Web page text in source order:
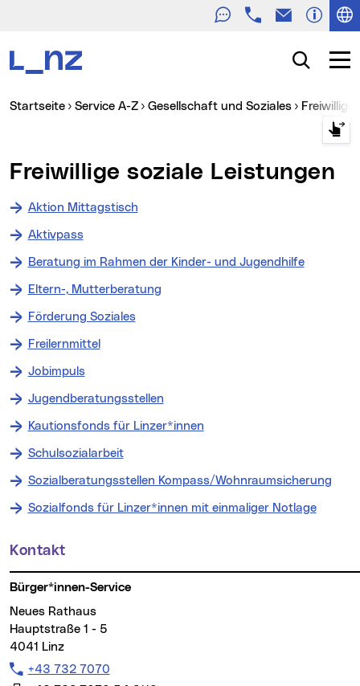
TelefonE-Mail
Suche
Sie sind hier:
Startseite Service A-Z Gesellschaft und Soziales
Freiwillige soziale Leistungen
Aktion Mittagstisch
Aktivpass
Beratung im Rahmen der Kinder- und Jugendhilfe
Eltern-, Mutterberatung
Förderung Soziales
Freilernmittel
Jobimpuls
Jugendberatungsstellen
Kautionsfonds für Linzer*innen
Schulsozialarbeit
Sozialberatungsstellen Kompass/Wohnraumsicherung
Sozialfonds für Linzer*innen mit einmaliger Notlage
Weitere Informationen
Kontakt
Bürger*innen-Service
Neues Rathaus
Hauptstraße 1 - 5
4041 Linz
Telefon:
+43 732 7070